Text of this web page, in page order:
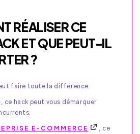
RÉALISER CE
ET QUE PEUT-IL
?
faire toute la différence.
ce hack peut vous démarquer
E-COMMERCE
, ce